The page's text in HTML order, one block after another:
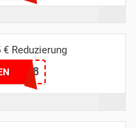
Reduzierung